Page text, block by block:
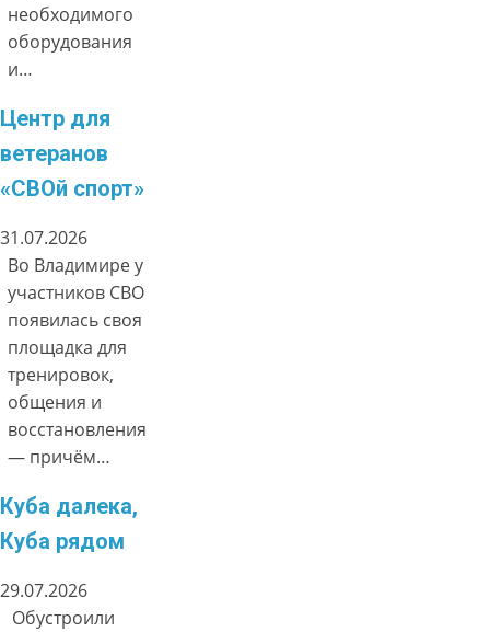
необходимого
оборудования
и…
Центр для
ветеранов
«СВОй спорт»
31.07.2026
Во Владимире у
участников СВО
появилась своя
площадка для
тренировок,
общения и
восстановления
— причём…
Куба далека,
Куба рядом
29.07.2026
Обустроили